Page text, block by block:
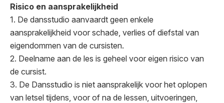
Risico en aansprakelijkheid
1. De dansstudio aanvaardt geen enkele
aansprakelijkheid voor schade, verlies of diefstal van
eigendommen van de cursisten.
2. Deelname aan de les is geheel voor eigen risico van
de cursist.
3. De Dansstudio is niet aansprakelijk voor het oplopen
van letsel tijdens, voor of na de lessen, uitvoeringen,